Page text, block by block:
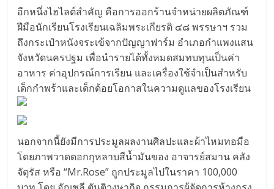
อีกหนึ่งไฮไลต์สำคัญ คือการออกร้านจำหน่ายผลิตภัณฑ์
ฝีมือนักเรียนโรงเรียนเฉลิมพระเกียรติ ๔๘ พรรษาฯ รวม
ถึงกระเป๋าหนังจระเข้จากปัญญาฟาร์ม อำเภอกำแพงแสน
จังหวัดนครปฐม เพื่อนำรายได้ทั้งหมดสมทบทุนเป็นค่า
อาหาร ค่าอุปกรณ์การเรียน และเครื่องใช้จำเป็นสำหรับ
เด็กกำพร้าและเด็กด้อยโอกาสในความดูแลของโรงเรียน
นอกจากนี้ยังมีการประมูลผลงานศิลปะและผ้าไหมทอมือ
โดยภาพวาดดอกกุหลาบสีน้ำมันของ อาจารย์สมาน คลัง
จัตุรัส หรือ “Mr.Rose” ถูกประมูลไปในราคา 100,000